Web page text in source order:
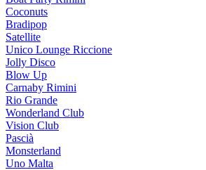
Coconuts
Bradipop
Satellite
Unico Lounge Riccione
Jolly Disco
Blow Up
Carnaby Rimini
Rio Grande
Wonderland Club
Vision Club
Pascià
Monsterland
Uno Malta